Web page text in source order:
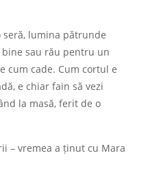
seră, lumina pătrunde
sau rău pentru un
cum cade. Cum cortul e
e chiar fain să vezi
la masă, ferit de o
– vremea a ținut cu Mara